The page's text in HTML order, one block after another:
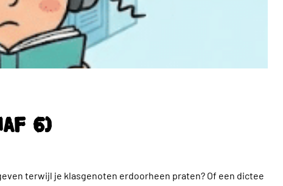
6)
terwijl je klasgenoten erdoorheen praten? Of een dictee